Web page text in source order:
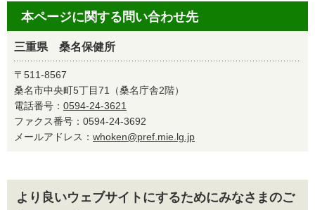
本ページに関する問い合わせ先
三重県 桑名保健所
〒511-8567
桑名市中央町5丁目71（桑名庁舎2階）
電話番号： 0594-24-3621
ファクス番号：0594-24-3692
メールアドレス： whoken@pref.mie.lg.jp
より良いウェブサイトにするためにみなさまのご